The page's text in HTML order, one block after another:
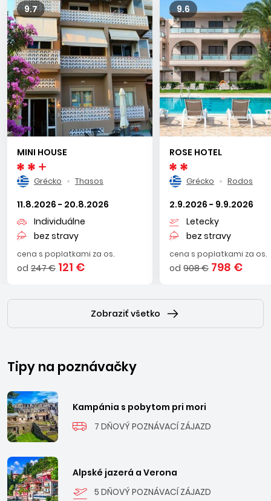
9.7
MINI HOUSE
Grécko Thasos
11.8.2026 - 20.8.2026
Individuálne
bez stravy
cena s poplatkami za os.
od 247 € 121 €
9.6
ROSE HOTEL
Grécko Rodos
2.9.2026 - 9.9.2026
Letecky
bez stravy
cena s poplatkami za os.
od 908 € 798 €
Zobraziť všetko
Tipy na poznávačky
Kampánia s pobytom pri mori
7 DŇOVÝ POZNÁVACÍ ZÁJAZD
Alpské jazerá a Verona
5 DŇOVÝ POZNÁVACÍ ZÁJAZD